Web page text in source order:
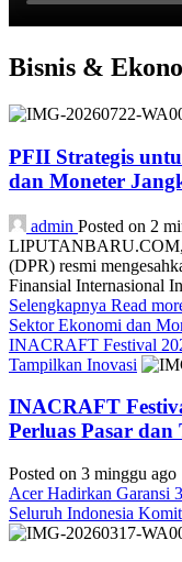
Bisnis &
PFII Strategis
dan Moneter
admin Posted on 2
LIPUTANBARU.COM,
(DPR) resmi
Finansial Internasional
Selengkapnya Read
Sektor Ekonomi dan
INACRAFT Festival
Tampilkan Inovasi
INACRAFT
Perluas Pasar
Posted on 3 minggu ago
Acer Hadirkan Garansi
Seluruh Indonesia